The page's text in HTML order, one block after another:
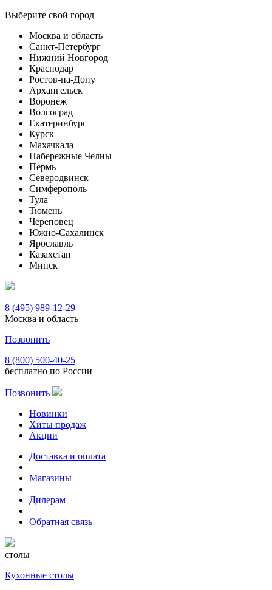
Выберите свой город
Москва и область
Санкт-Петербург
Нижний Новгород
Краснодар
Ростов-на-Дону
Архангельск
Воронеж
Волгоград
Екатеринбург
Курск
Махачкала
Набережные Челны
Пермь
Северодвинск
Симферополь
Тула
Тюмень
Череповец
Южно-Сахалинск
Ярославль
Казахстан
Минск
8 (495) 989-12-29
Москва и область
Позвонить
8 (800) 500-40-25
бесплатно по России
Позвонить
Новинки
Хиты продаж
Акции
Доставка и оплата
Магазины
Дилерам
Обратная связь
столы
Кухонные столы